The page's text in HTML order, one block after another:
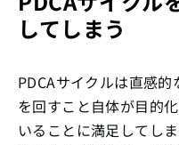
してしまう
PDCAサイクルは直感
を回すこと自体が目的
いることに満足してし